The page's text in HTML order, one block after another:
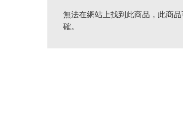
無法在網站上找到此商品，此商
確。